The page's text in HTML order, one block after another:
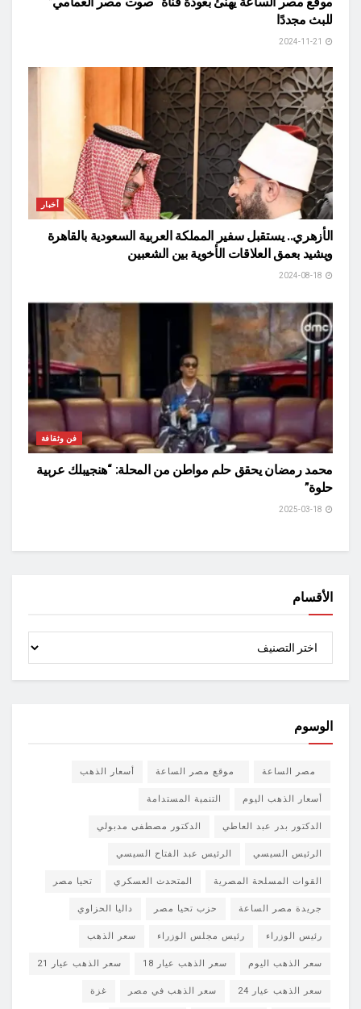
للبث مجددًا
أخبار
الأزهري.. يستقبل سفير المملكة العربية السعودية بالقاهرة
ويشيد بعمق العلاقات الأخوية بين الشعبين
فن وثقافة
محمد رمضان يحقق حلم مواطن من المحلة: “هنجيبلك عربية
حلوة”
الأقسام
الوسوم
مصر الساعة موقع مصر الساعة أسعار الذهب
أسعار الذهب اليوم التنمية المستدامة
الدكتور بدر عبد العاطي الدكتور مصطفى مدبولي
الرئيس السيسي الرئيس عبد الفتاح السيسي
القوات المسلحة المصرية المتحدث العسكري تحيا مصر
جريدة مصر الساعة حزب تحيا مصر داليا الحزاوي
رئيس الوزراء رئيس مجلس الوزراء سعر الذهب
سعر الذهب اليوم سعر الذهب عيار 18 سعر الذهب عيار 21
سعر الذهب عيار 24 سعر الذهب في مصر غزة